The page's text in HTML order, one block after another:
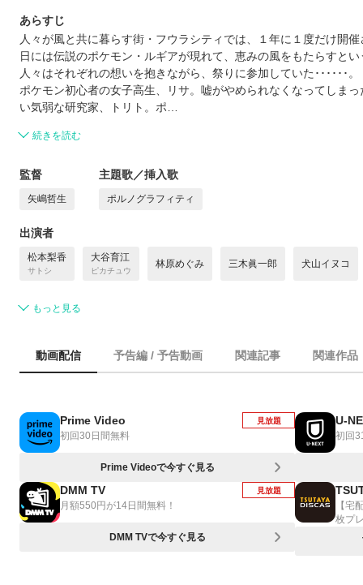
あらすじ
人々が風と共に暮らす街・フウラシティでは、１年に１度だけ開
日には伝説のポケモン・ルギアが現れて、恵みの風をもたらすと
人々はそれぞれの想いを抱きながら、祭りに参加していた･･････。
ポケモン初心者の女子高生、リサ。嘘がやめられなくなってしま
い気弱な研究家、トリト。ポ…
続きを読む
監督
矢嶋哲生
主題歌／挿入歌
ポルノグラフィティ
出演者
松本梨香
サトシ
大谷育江
ピカチュウ
林原めぐみ 三木眞一郎 犬山イヌコ
もっと見る
動画配信 予告編 / 予告動画 関連記事 関連作品
Prime Video
初回30日間無料
見放題
Prime Videoで今すぐ見る
U-
初回
DMM TV
月額550円が14日間無料！
見放題
DMM TVで今すぐ見る
【宅
枚プ